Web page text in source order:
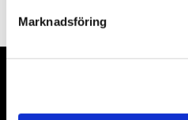
a
Marknadsföring